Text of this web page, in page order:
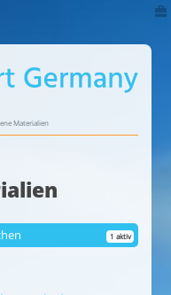
Materialien
1 aktiv